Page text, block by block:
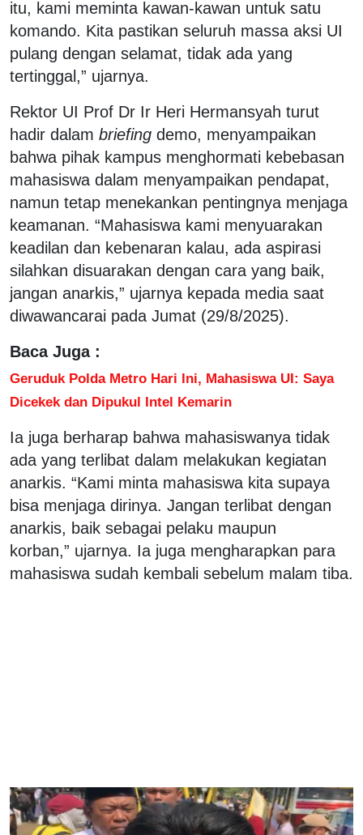
itu, kami meminta kawan-kawan untuk satu
komando. Kita pastikan seluruh massa aksi UI
pulang dengan selamat, tidak ada yang
tertinggal,” ujarnya.
Rektor UI Prof Dr Ir Heri Hermansyah turut
hadir dalam briefing demo, menyampaikan
bahwa pihak kampus menghormati kebebasan
mahasiswa dalam menyampaikan pendapat,
namun tetap menekankan pentingnya menjaga
keamanan. “Mahasiswa kami menyuarakan
keadilan dan kebenaran kalau, ada aspirasi
silahkan disuarakan dengan cara yang baik,
jangan anarkis,” ujarnya kepada media saat
diwawancarai pada Jumat (29/8/2025).
Baca Juga :
Geruduk Polda Metro Hari Ini, Mahasiswa UI: Saya
Dicekek dan Dipukul Intel Kemarin
Ia juga berharap bahwa mahasiswanya tidak
ada yang terlibat dalam melakukan kegiatan
anarkis. “Kami minta mahasiswa kita supaya
bisa menjaga dirinya. Jangan terlibat dengan
anarkis, baik sebagai pelaku maupun
korban,” ujarnya. Ia juga mengharapkan para
mahasiswa sudah kembali sebelum malam tiba.